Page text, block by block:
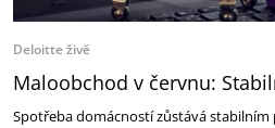
Deloitte živě
Maloobchod v červnu:
Spotřeba domácností zůstává